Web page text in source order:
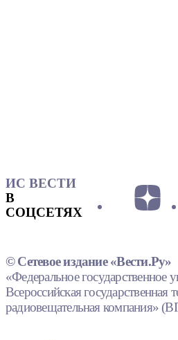
ИС ВЕСТИ
В
СОЦСЕТЯХ
© Сетевое издание «Вести.Ру»
«Федеральное государственное
Всероссийская государственная
радиовещательная компания»